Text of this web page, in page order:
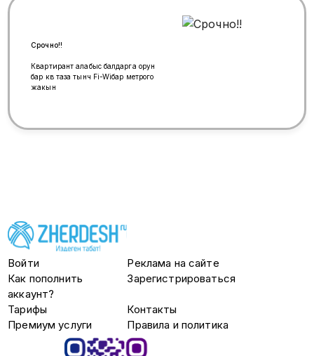
Срочно!!
Квартирант алабыс балдарга орун
бар кв таза тынч Fi-Wiбар метрого
жакын
Войти
Реклама на сайте
Как пополнить
аккаунт?
Зарегистрироваться
Тарифы
Контакты
Премиум услуги
Правила и политика